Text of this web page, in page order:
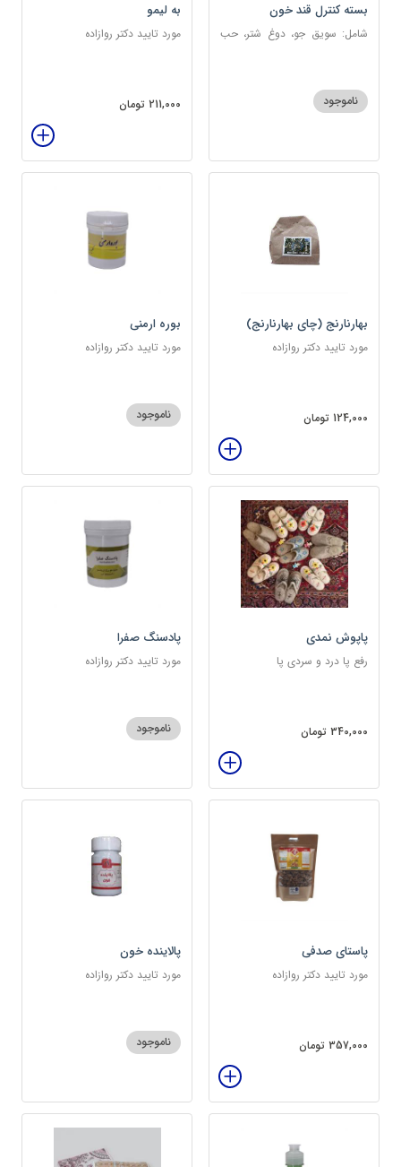
بسته کنترل قند خون
شامل: سویق جو، دوغ شتر، حب
عسلی-عنصلی
ناموجود
به لیمو
مورد تایید دکتر روازاده
211,000 تومان
بهارنارنج (چای بهارنارنج)
مورد تایید دکتر روازاده
124,000 تومان
بوره ارمنی
مورد تایید دکتر روازاده
ناموجود
پاپوش نمدی
رفع پا درد و سردی پا
340,000 تومان
پادسنگ صفرا
مورد تایید دکتر روازاده
ناموجود
پاستای صدفی
مورد تایید دکتر روازاده
357,000 تومان
پالاینده خون
مورد تایید دکتر روازاده
ناموجود